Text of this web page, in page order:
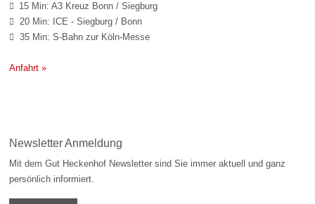
 15 Min: A3 Kreuz Bonn / Siegburg
 20 Min: ICE - Siegburg / Bonn
 35 Min: S-Bahn zur Köln-Messe
Anfahrt »
Newsletter Anmeldung
Mit dem Gut Heckenhof Newsletter sind Sie immer aktuell und ganz
persönlich informiert.